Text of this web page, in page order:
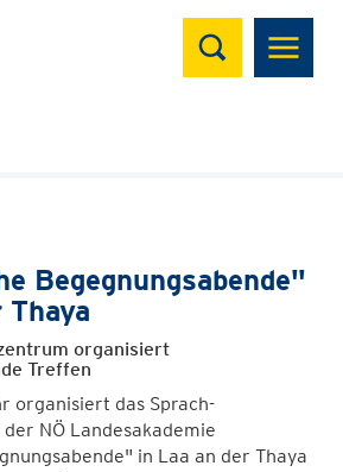
Suchen
Begegnungsabende"
Thaya
organisiert
Treffen
organisiert das Sprach-
NÖ Landesakademie
in Laa an der Thaya